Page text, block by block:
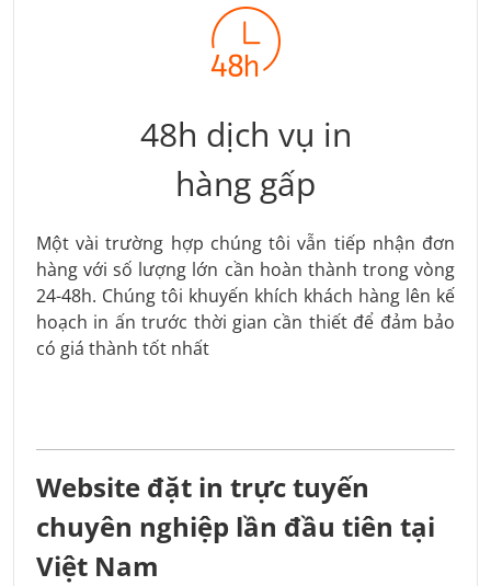
48h dịch vụ in
hàng gấp
Một vài trường hợp chúng tôi vẫn tiếp nhận đơn
hàng với số lượng lớn cần hoàn thành trong vòng
24-48h. Chúng tôi khuyến khích khách hàng lên kế
hoạch in ấn trước thời gian cần thiết để đảm bảo
có giá thành tốt nhất
Website đặt in trực tuyến
chuyên nghiệp lần đầu tiên tại
Việt Nam